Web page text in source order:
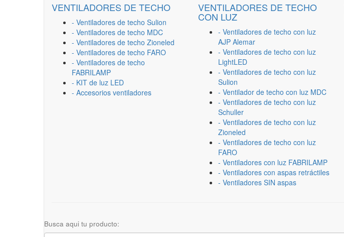
VENTILADORES DE TECHO
- Ventiladores de techo Sulion
- Ventiladores de techo MDC
- Ventiladores de techo Zioneled
- Ventiladores de techo FARO
- Ventiladores de techo
FABRILAMP
- KIT de luz LED
- Accesorios ventiladores
VENTILADORES DE TECHO
CON LUZ
- Ventiladores de techo con luz
AJP Alemar
- Ventiladores de techo con luz
LightLED
- Ventiladores de techo con luz
Sulion
- Ventilador de techo con luz MDC
- Ventiladores de techo con luz
Schuller
- Ventiladores de techo con luz
Zioneled
- Ventiladores de techo con luz
FARO
- Ventiladores con luz FABRILAMP
- Ventiladores con aspas retráctiles
- Ventiladores SIN aspas
Busca aqui tu producto: